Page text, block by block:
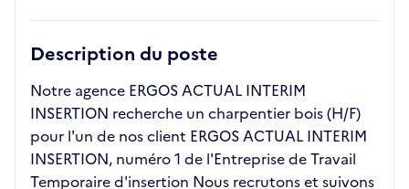
Description du poste
Notre agence ERGOS ACTUAL INTERIM
INSERTION recherche un charpentier bois (H/F)
pour l'un de nos client ERGOS ACTUAL INTERIM
INSERTION, numéro 1 de l'Entreprise de Travail
Temporaire d'insertion Nous recrutons et suivons